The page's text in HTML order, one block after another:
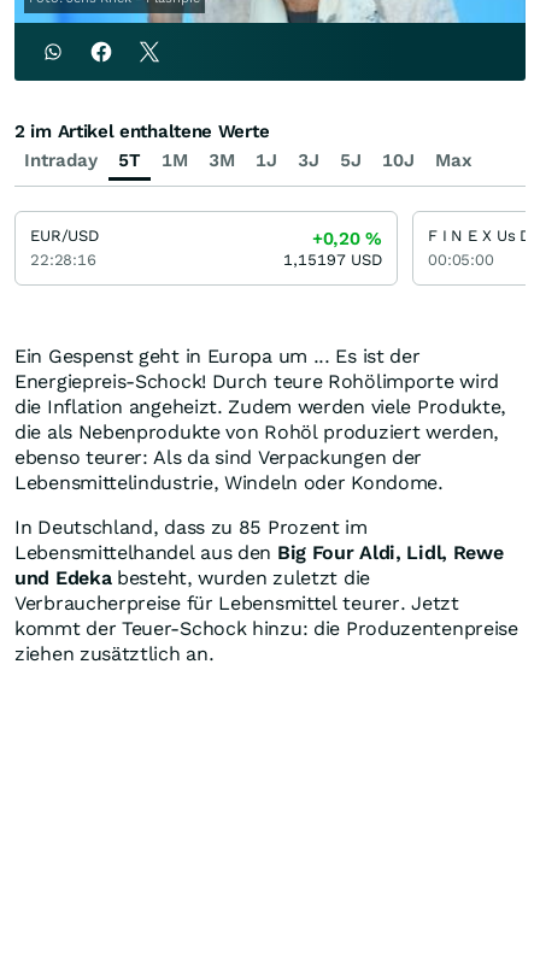
Ein Gespenst geht in Europa um ... Es ist der
Energiepreis-Schock! Durch teure Rohölimporte wird
die Inflation angeheizt. Zudem werden viele Produkte,
die als Nebenprodukte von Rohöl produziert werden,
ebenso teurer: Als da sind Verpackungen der
Lebensmittelindustrie, Windeln oder Kondome.
In Deutschland, dass zu 85 Prozent im
Lebensmittelhandel aus den Big Four Aldi, Lidl, Rewe
und Edekabesteht, wurden zuletzt die
Verbraucherpreise für Lebensmittel teurer. Jetzt
kommt der Teuer-Schock hinzu: die Produzentenpreise
ziehen zusätztlich an.
Intraday 5T 1M 3M 1J 3J 5J 10J Max
2 im Artikel enthaltene Werte
EUR/USD
22:28:16
+0,20%
1,15197 USD 00:05:00